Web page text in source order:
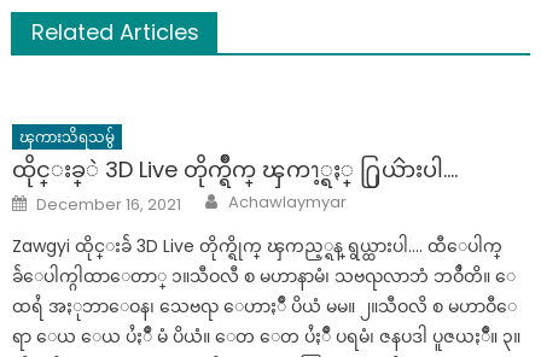
Related Articles
ၾကားသိရသမွ်
ထိုင္းခ္ဲ 3D Live တိုက္ရိဳက္ ၾကၫ့္ရႏ္ ႐ြယၳားပါ….
Posted
on
December 16, 2021 Author
Achawlaymyar
Zawgyi ထိုင္းခ်ဲ 3D Live တိုက္ရိုက္ ၾကည့္ရန္ ရွယ္ထားပါ…. ထီေပါက္
ခ်ဲေပါက္ဂါထာေတာ္ ၁။သီဝလီ စ မဟာနာမံ၊ သဗၺလာဘံ ဘဝိႆတိ။ ေ
ထရႆ အႏုဘာေဝန၊ သေဗၺ ေဟာႏၲဳ ပိယံ မမ။ ၂။သီဝလိ စ မဟာဝီေ
ရာ ေယ ေယ ပႆႏၲဳ မံ ပိယံ။ ေတ ေတ ပႆႏၲဳ ပရမံ၊ ဇနပဒါ ပူဇယႏၲဳ။ ၃။